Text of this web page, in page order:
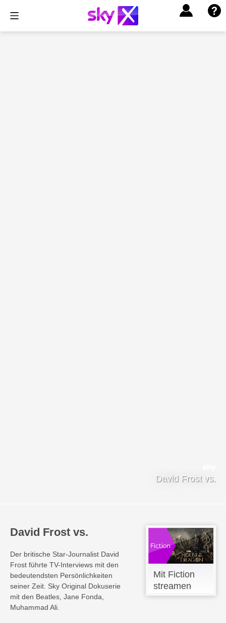
David Frost vs.
David Frost vs.
Der britische Star-Journalist David
Frost führte TV-Interviews mit den
bedeutendsten Persönlichkeiten
seiner Zeit. Sky Original Dokuserie
mit den Beatles, Jane Fonda,
Muhammad Ali.
Mit Fiction
streamen